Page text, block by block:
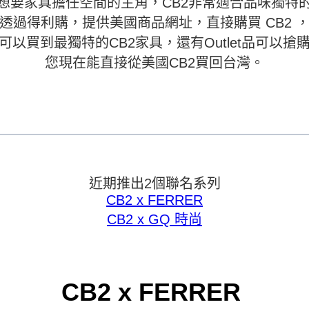
透過得利購，提供美國商品網址，直接購買 CB2 ，
以買到最獨特的CB2家具，還有Outlet品可以搶購
您現在能直接從美國CB2買回台灣。
近期推出2個聯名系列
CB2 x FERRER
CB2 x GQ 時尚
CB2 x FERRER